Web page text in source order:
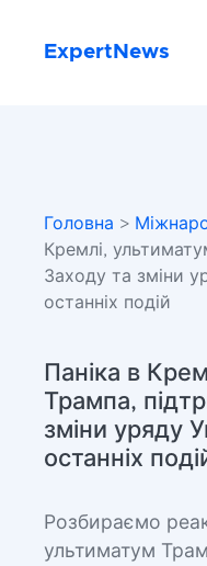
ExpertNews
Головна >
Кремлі,
Заходу та зміни
останніх подій
Паніка в
Трампа,
зміни уряду
останніх
Розбираємо
ультиматум